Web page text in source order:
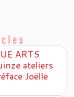
ARTS
ateliers
Joëlle